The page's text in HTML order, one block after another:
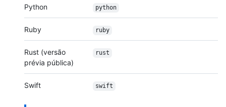
Python python
Ruby ruby
Rust (versão
prévia pública)
rust
Swift swift